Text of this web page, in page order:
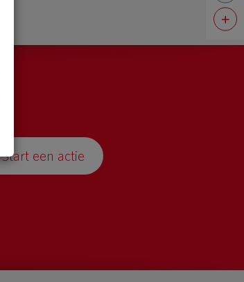
Start een actie